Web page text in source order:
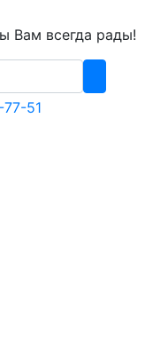
Вам всегда рады!
51